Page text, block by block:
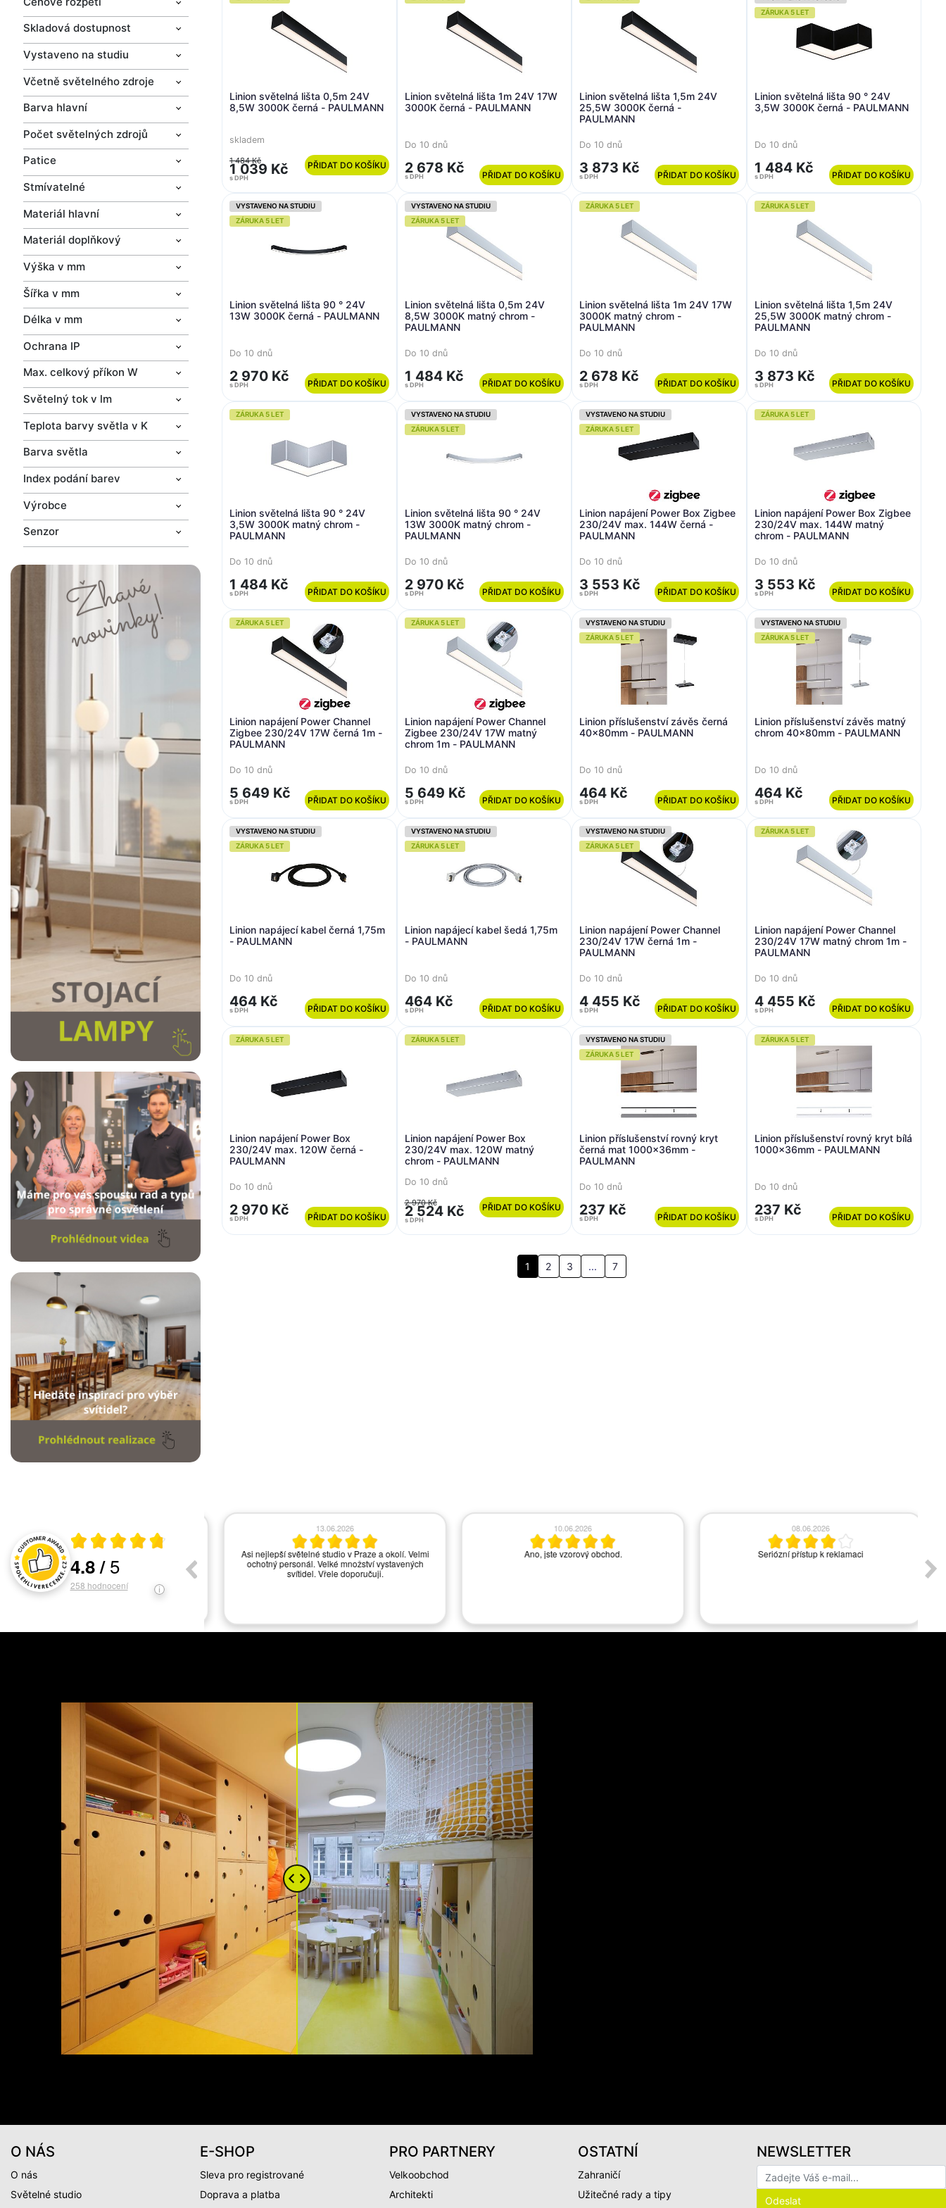
Skladová dostupnost
Vystaveno na studiu
Včetně světelného zdroje
Barva hlavní
Počet světelných zdrojů
Patice
Stmívatelné
Materiál hlavní
Materiál doplňkový
Výška v mm
Šířka v mm
Délka v mm
Ochrana IP
Max. celkový příkon W
Světelný tok v lm
Teplota barvy světla v K
Barva světla
Index podání barev
Výrobce
Senzor
Linion světelná lišta 0,5m 24V
8,5W 3000K černá - PAULMANN
skladem
1 484 Kč
1 039 Kč
s DPH
PŘIDAT DO KOŠÍKU
Linion světelná lišta 1m 24V 17W
3000K černá - PAULMANN
Do 10 dnů
2 678 Kč
s DPH PŘIDAT DO KOŠÍKU
Linion světelná lišta 1,5m 24V
25,5W 3000K černá -
PAULMANN
Do 10 dnů
3 873 Kč
s DPH PŘIDAT DO KOŠÍKU
ZÁRUKA 5 LET
Linion světelná lišta 90 ° 24V
3,5W 3000K černá - PAULMANN
Do 10 dnů
1 484 Kč
s DPH PŘIDAT DO KOŠÍKU
VYSTAVENO NA STUDIU
ZÁRUKA 5 LET
Linion světelná lišta 90 ° 24V
13W 3000K černá - PAULMANN
Do 10 dnů
2 970 Kč
s DPH PŘIDAT DO KOŠÍKU
VYSTAVENO NA STUDIU
ZÁRUKA 5 LET
Linion světelná lišta 0,5m 24V
8,5W 3000K matný chrom -
PAULMANN
Do 10 dnů
1 484 Kč
s DPH PŘIDAT DO KOŠÍKU
ZÁRUKA 5 LET
Linion světelná lišta 1m 24V 17W
3000K matný chrom -
PAULMANN
Do 10 dnů
2 678 Kč
s DPH PŘIDAT DO KOŠÍKU
ZÁRUKA 5 LET
Linion světelná lišta 1,5m 24V
25,5W 3000K matný chrom -
PAULMANN
Do 10 dnů
3 873 Kč
s DPH PŘIDAT DO KOŠÍKU
ZÁRUKA 5 LET
Linion světelná lišta 90 ° 24V
3,5W 3000K matný chrom -
PAULMANN
Do 10 dnů
1 484 Kč
s DPH PŘIDAT DO KOŠÍKU
VYSTAVENO NA STUDIU
ZÁRUKA 5 LET
Linion světelná lišta 90 ° 24V
13W 3000K matný chrom -
PAULMANN
Do 10 dnů
2 970 Kč
s DPH PŘIDAT DO KOŠÍKU
VYSTAVENO NA STUDIU
ZÁRUKA 5 LET
Linion napájení Power Box Zigbee
230/24V max. 144W černá -
PAULMANN
Do 10 dnů
3 553 Kč
s DPH PŘIDAT DO KOŠÍKU
ZÁRUKA 5 LET
Linion napájení Power Box Zigbee
230/24V max. 144W matný
chrom - PAULMANN
Do 10 dnů
3 553 Kč
s DPH PŘIDAT DO KOŠÍKU
ZÁRUKA 5 LET
Linion napájení Power Channel
Zigbee 230/24V 17W černá 1m -
PAULMANN
Do 10 dnů
5 649 Kč
s DPH PŘIDAT DO KOŠÍKU
ZÁRUKA 5 LET
Linion napájení Power Channel
Zigbee 230/24V 17W matný
chrom 1m - PAULMANN
Do 10 dnů
5 649 Kč
s DPH PŘIDAT DO KOŠÍKU
VYSTAVENO NA STUDIU
ZÁRUKA 5 LET
Linion příslušenství závěs černá
40x80mm - PAULMANN
Do 10 dnů
464 Kč
s DPH PŘIDAT DO KOŠÍKU
VYSTAVENO NA STUDIU
ZÁRUKA 5 LET
Linion příslušenství závěs matný
chrom 40x80mm - PAULMANN
Do 10 dnů
464 Kč
s DPH PŘIDAT DO KOŠÍKU
VYSTAVENO NA STUDIU
ZÁRUKA 5 LET
Linion napájecí kabel černá 1,75m
- PAULMANN
Do 10 dnů
464 Kč
s DPH PŘIDAT DO KOŠÍKU
VYSTAVENO NA STUDIU
ZÁRUKA 5 LET
Linion napájecí kabel šedá 1,75m
- PAULMANN
Do 10 dnů
464 Kč
s DPH PŘIDAT DO KOŠÍKU
VYSTAVENO NA STUDIU
ZÁRUKA 5 LET
Linion napájení Power Channel
230/24V 17W černá 1m -
PAULMANN
Do 10 dnů
4 455 Kč
s DPH PŘIDAT DO KOŠÍKU
ZÁRUKA 5 LET
Linion napájení Power Channel
230/24V 17W matný chrom 1m -
PAULMANN
Do 10 dnů
4 455 Kč
s DPH PŘIDAT DO KOŠÍKU
ZÁRUKA 5 LET
Linion napájení Power Box
230/24V max. 120W černá -
PAULMANN
Do 10 dnů
2 970 Kč
s DPH PŘIDAT DO KOŠÍKU
ZÁRUKA 5 LET
Linion napájení Power Box
230/24V max. 120W matný
chrom - PAULMANN
Do 10 dnů
2 970 Kč
2 524 Kč
s DPH
PŘIDAT DO KOŠÍKU
VYSTAVENO NA STUDIU
ZÁRUKA 5 LET
Linion příslušenství rovný kryt
černá mat 1000x36mm -
PAULMANN
Do 10 dnů
237 Kč
s DPH PŘIDAT DO KOŠÍKU
ZÁRUKA 5 LET
Linion příslušenství rovný kryt bílá
1000x36mm - PAULMANN
Do 10 dnů
237 Kč
s DPH PŘIDAT DO KOŠÍKU
1 2 3 ... 7
Hodnocení a recenze zákazníků
Průměrné hodnocení 4.8 z 5
4.8/5
258 hodnocení
13.06.2026
Asi nejlepší světelné studio v Praze a okolí. Velmi
ochotný personál. Velké množství vystavených
svítidel. Vřele doporučuji.
10.06.2026
Ano, jste vzorový obchod.
08.06.2026
Seriózní přístup k reklamaci
O NÁS
O nás
Světelné studio
E-SHOP
Sleva pro registrované
Doprava a platba
PRO PARTNERY
Velkoobchod
Architekti
OSTATNÍ
Zahraničí
Užitečné rady a tipy
NEWSLETTER